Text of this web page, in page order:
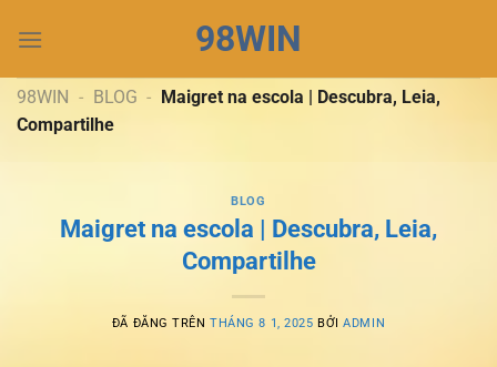
đến
dung
98WIN
98WIN - BLOG - Maigret na escola | Descubra, Leia,
Compartilhe
BLOG
Maigret na escola | Descubra, Leia,
Compartilhe
ĐÃ ĐĂNG TRÊNTHÁNG 8 1, 2025 BỞIADMIN